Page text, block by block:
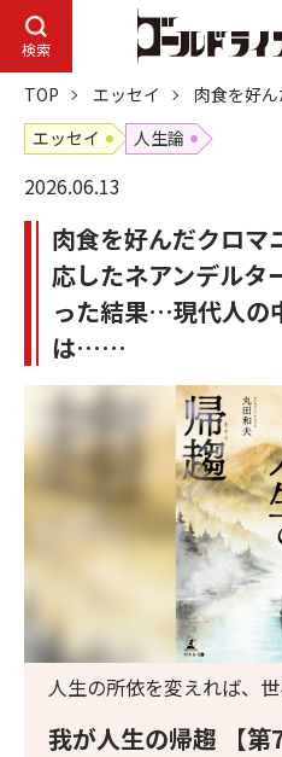
検索
TOP エッセイ
肉食を好
エッセイ
人生論
2026.06.13
肉食を好んだクロマ
応したネアンデルタ
った結果…現代人の
は……
我が人生の帰趨 【第7
人生の所依を変えれば、